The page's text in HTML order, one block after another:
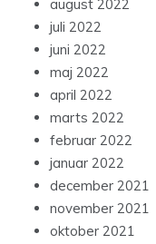
august 2022
juli 2022
juni 2022
maj 2022
april 2022
marts 2022
februar 2022
januar 2022
december 2021
november 2021
oktober 2021